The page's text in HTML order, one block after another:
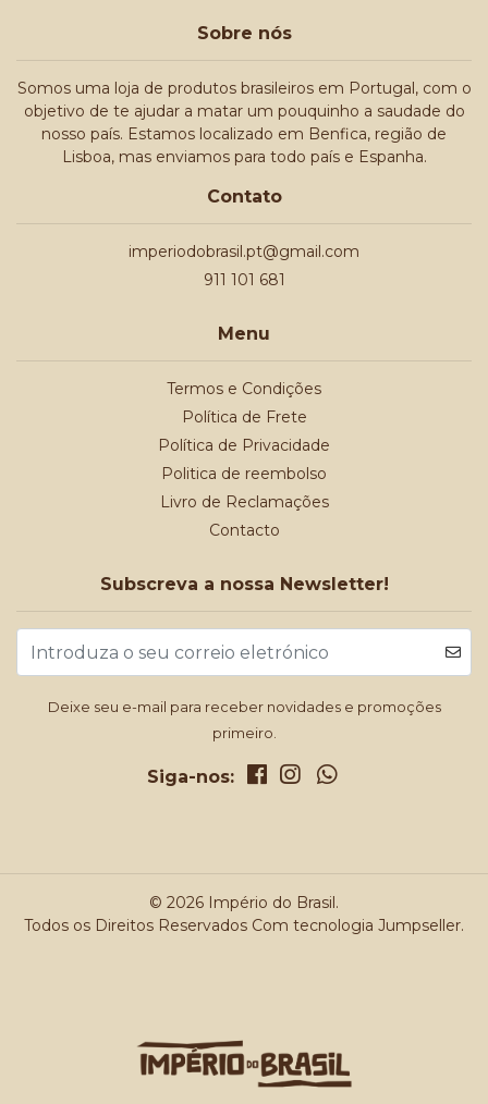
Sobre nós
Somos uma loja de produtos brasileiros em Portugal, com o
objetivo de te ajudar a matar um pouquinho a saudade do
nosso país. Estamos localizado em Benfica, região de
Lisboa, mas enviamos para todo país e Espanha.
Contato
imperiodobrasil.pt@gmail.com
911 101 681
Menu
Termos e Condições
Política de Frete
Política de Privacidade
Politica de reembolso
Livro de Reclamações
Contacto
Subscreva a nossa Newsletter!
Deixe seu e-mail para receber novidades e promoções
primeiro.
Siga-nos:
© 2026 Império do Brasil.
Todos os Direitos Reservados Com tecnologia Jumpseller.